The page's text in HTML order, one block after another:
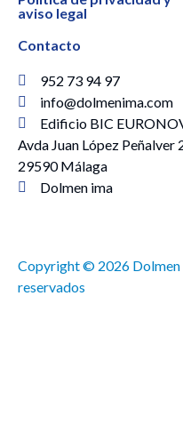
aviso legal
Contacto
952 73 94 97
info@dolmenima.com
Edificio BIC
Avda Juan López Peñalver
29590 Málaga
Dolmen ima
Copyright © 2026 Dolmen
reservados